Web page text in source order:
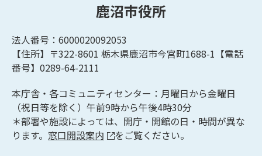
鹿沼市役所
法人番号：6000020092053
【住所】〒322-8601 栃木県鹿沼市今宮町1688-1【電話
番号】0289-64-2111
本庁舎・各コミュニティセンター：月曜日から金曜日
（祝日等を除く）午前9時から午後4時30分
＊部署や施設によっては、開庁・開館の日・時間が異な
ります。 窓口開設案内 をご覧ください。